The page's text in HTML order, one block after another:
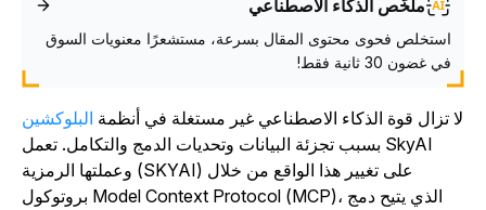
ملخّص الذكاء الاصطناعي
استخلص فحوى محتوى المقال بسرعة، مستشعرًا معنويات السوق
في غضون 30 ثانية فقط!
تزال قوة الذكاء الاصطناعي غير مستغلة في أنظمةالبلوكشين
بسبب تجزئة البيانات وتحديات الدمج والتكامل. تعمل SkyAI
وعملتها الرمزية (SKYAI) على تغيير هذا الواقع من خلال
بروتوكول Model Context Protocol (MCP)، الذي يتيح دمج